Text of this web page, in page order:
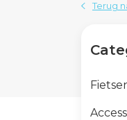
Terug